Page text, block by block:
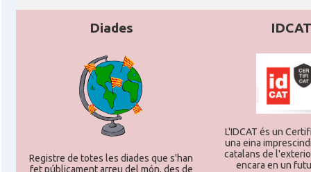
Diades
Registre de totes les diades que s'han
fet públicament arreu del món, des de
IDCAT
L'IDCAT és un
una eina
catalans de
encara en un